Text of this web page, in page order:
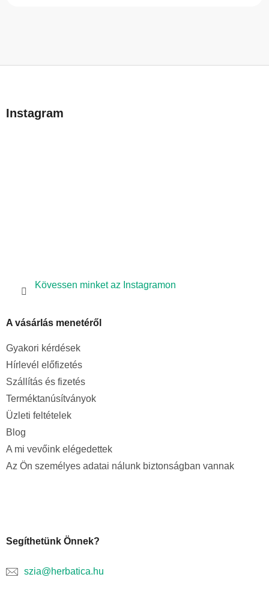
bInstagram
Kövessen minket az Instagramon
A vásárlás menetéről
Gyakori kérdések
Hírlevél előfizetés
Szállítás és fizetés
Terméktanúsítványok
Üzleti feltételek
Blog
A mi vevőink elégedettek
Az Ön személyes adatai nálunk biztonságban vannak
Segíthetünk Önnek?
szia@herbatica.hu